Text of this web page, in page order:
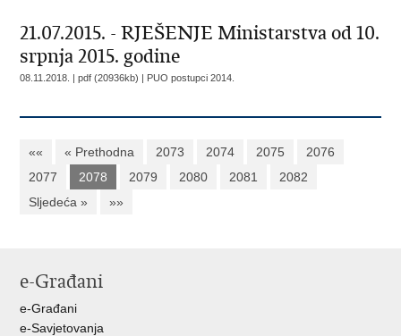
21.07.2015. - RJEŠENJE Ministarstva od 10.
srpnja 2015. godine
08.11.2018. | pdf (20936kb) | PUO postupci 2014.
«« « Prethodna 2073 2074 2075
2076
2077
2078 2079 2080 2081
2082
Sljedeća »
»»
e-Građani
e-Građani
e-Savjetovanja